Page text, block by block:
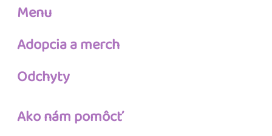
Menu
Adopcia a merch
Odchyty
Ako nám pomôcť